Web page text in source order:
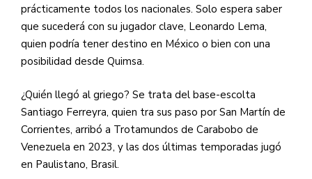
prácticamente todos los nacionales. Solo espera saber
que sucederá con su jugador clave, Leonardo Lema,
quien podría tener destino en México o bien con una
posibilidad desde Quimsa.
¿Quién llegó al griego? Se trata del base-escolta
Santiago Ferreyra, quien tra sus paso por San Martín de
Corrientes, arribó a Trotamundos de Carabobo de
Venezuela en 2023, y las dos últimas temporadas jugó
en Paulistano, Brasil.